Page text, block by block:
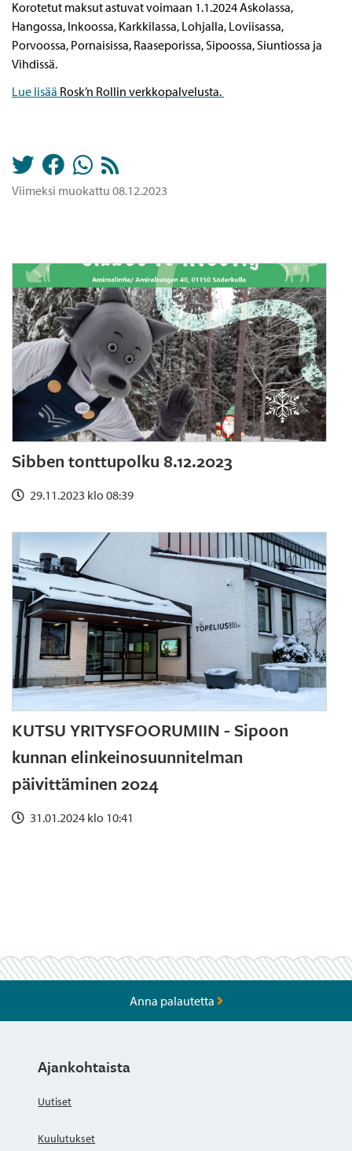
Korotetut maksut astuvat voimaan 1.1.2024 Askolassa,
Hangossa, Inkoossa, Karkkilassa, Lohjalla, Loviisassa,
Porvoossa, Pornaisissa, Raaseporissa, Sipoossa, Siuntiossa ja
Vihdissä.
Lue lisää Rosk’n Rollin verkkopalvelusta.
Viimeksi muokattu 08.12.2023
Sibben tonttupolku 8.12.2023
29.11.2023 klo 08:39
KUTSU YRITYSFOORUMIIN - Sipoon
kunnan elinkeinosuunnitelman
päivittäminen 2024
31.01.2024 klo 10:41
Anna palautetta
Ajankohtaista
Uutiset
Kuulutukset